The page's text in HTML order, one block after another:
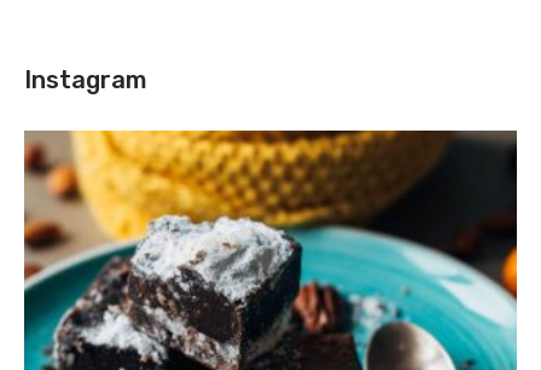
Instagram